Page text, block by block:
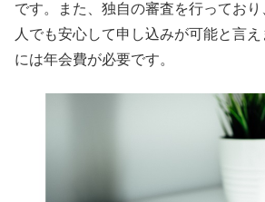
です。また、独自の審査を行ってお
人でも安心して申し込みが可能と言
には年会費が必要です。